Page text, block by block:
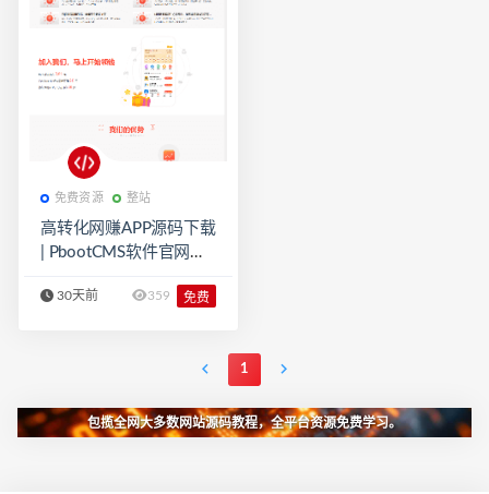
免费资源 整站
高转化网赚APP源码下载
| PbootCMS软件官网模
30天前 359 免费
1
包揽全网大多数网站源码教程，全平台资源免费学习。